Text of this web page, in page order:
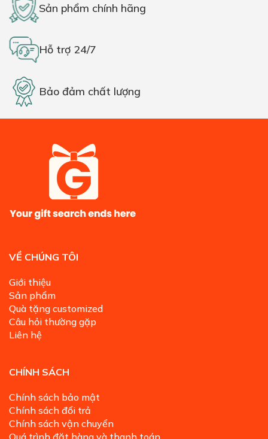
Sản phẩm chính hãng
Hỗ trợ 24/7
Bảo đảm chất lượng
VỀ CHÚNG TÔI
Giới thiệu
Sản phẩm
Quà tặng customized
Câu hỏi thường gặp
Liên hệ
CHÍNH SÁCH
Chính sách bảo mật
Chính sách đổi trả
Chính sách vận chuyển